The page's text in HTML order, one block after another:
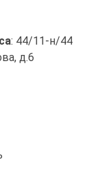
: 44/11-н/44
д.6